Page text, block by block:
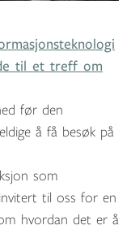
til et treff om
før den
å få besøk på
som
invitert til oss for en
hvordan det er å